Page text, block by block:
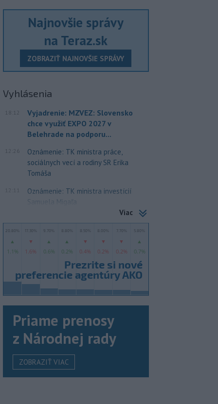
Najnovšie správy
na Teraz.sk
ZOBRAZIŤ NAJNOVŠIE SPRÁVY
Vyhlásenia
18:12
Vyjadrenie: MZVEZ: Slovensko
chce využiť EXPO 2027 v
Belehrade na podporu...
12:26
Oznámenie: TK ministra práce,
sociálnych vecí a rodiny SR Erika
Tomáša
Oznámenie: TK ministra investícií
Samuela Migaľa
Viac
Priame prenosy
z Národnej rady
ZOBRAZIŤ VIAC